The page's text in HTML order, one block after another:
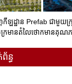
ដ្ឋាន Prefab ជាមួយ
ចក្រមានតំលៃថោកមានគុណ
ន្ធ